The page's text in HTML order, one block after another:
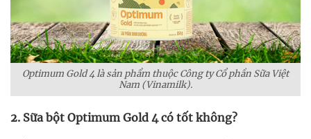
Optimum Gold 4 là sản phẩm thuộc Công ty Cổ phần Sữa Việt
Nam (Vinamilk).
2. Sữa bột Optimum Gold 4 có tốt không?